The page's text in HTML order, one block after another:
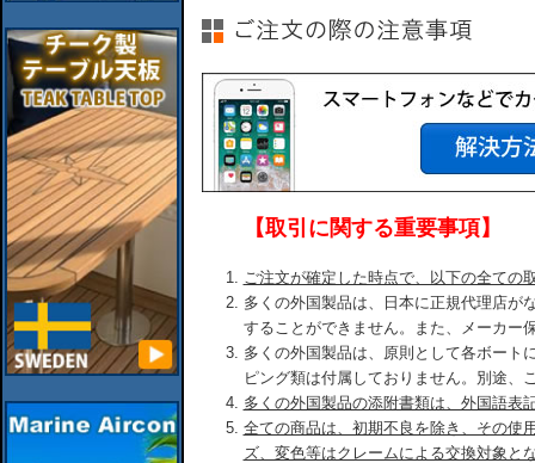
【取引に関する重要事項】
ご注文が確定した時点で、以下の全ての
多くの外国製品は、日本に正規代理店が
することができません。また、メーカー
多くの外国製品は、原則として各ボート
ピング類は付属しておりません。別途、
多くの外国製品の添附書類は、外国語表
全ての商品は、初期不良を除き、その使
ズ、変色等はクレームによる交換対象と